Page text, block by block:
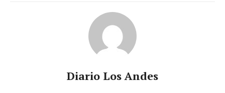
Diario Los Andes